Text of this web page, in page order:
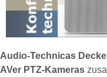
Audio-Technicas
AVer PTZ-Kameras